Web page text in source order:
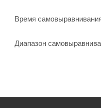
Время
Диапазон